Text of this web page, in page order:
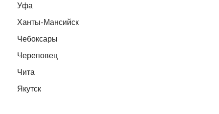
Уфа
Ханты-Мансийск
Чебоксары
Череповец
Чита
Якутск